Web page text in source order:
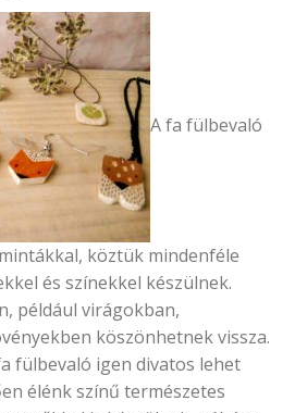
A fa fülbevaló
köztük mindenféle
és színekkel készülnek.
például virágokban,
köszönhetnek vissza.
fülbevaló igen divatos lehet
élénk színű természetes